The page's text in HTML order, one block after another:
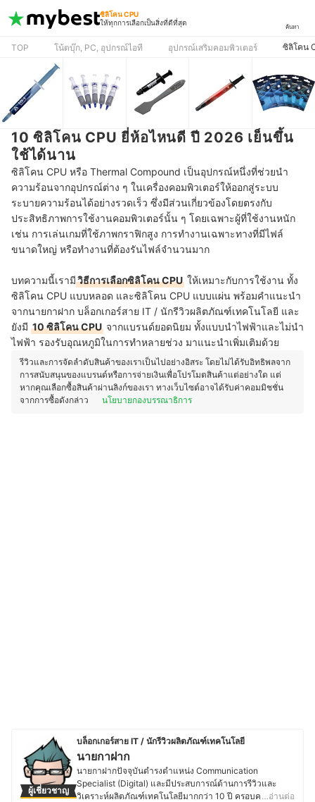
ซิลิโคน CPU
ให้ทุกการเลือกเป็นสิ่งที่ดีที่สุด
ค้นหา
TOP โน้ตบุ๊ก, PC, อุปกรณ์ไอที อุปกรณ์เสริมคอมพิวเตอร์ ซิลิโคน
10 ซิลิโคน CPU ยี่ห้อไหนดี ปี 2026 เย็นขึ้น
ใช้ได้นาน
ซิลิโคน CPU หรือ Thermal Compound เป็นอุปกรณ์หนึ่งที่ช่วยนำ
ความร้อนจากอุปกรณ์ต่าง ๆ ในเครื่องคอมพิวเตอร์ให้ออกสู่ระบบ
ระบายความร้อนได้อย่างรวดเร็ว ซึ่งมีส่วนเกี่ยวข้องโดยตรงกับ
ประสิทธิภาพการใช้งานคอมพิวเตอร์นั้น ๆ โดยเฉพาะผู้ที่ใช้งานหนัก
เช่น การเล่นเกมที่ใช้ภาพกราฟิกสูง การทำงานเฉพาะทางที่มีไฟล์
ขนาดใหญ่ หรือทำงานที่ต้องรันไฟล์จำนวนมาก
บทความนี้เรามีวิธีการเลือกซิลิโคน CPU ให้เหมาะกับการใช้งาน ทั้ง
ซิลิโคน CPU แบบหลอด และซิลิโคน CPU แบบแผ่น พร้อมคำแนะนำ
จากนายกาฝาก บล็อกเกอร์สาย IT / นักรีวิวผลิตภัณฑ์เทคโนโลยี และ
ยังมี 10 ซิลิโคน CPU จากแบรนด์ยอดนิยม ทั้งแบบนำไฟฟ้าและไม่นำ
ไฟฟ้า รองรับอุณหภูมิในการทำหลายช่วง มาแนะนำเพิ่มเติมด้วย
รีวิวและการจัดลำดับสินค้าของเราเป็นไปอย่างอิสระ โดยไม่ได้รับอิทธิพลจาก
การสนับสนุนของแบรนด์หรือการจ่ายเงินเพื่อโปรโมตสินค้าแต่อย่างใด แต่
หากคุณเลือกซื้อสินค้าผ่านลิงก์ของเรา ทางเว็บไซต์อาจได้รับค่าคอมมิชชั่น
จากการซื้อดังกล่าว
นโยบายกองบรรณาธิการ
ผู้เชี่ยวชาญ
บล็อกเกอร์สาย IT / นักรีวิวผลิตภัณฑ์เทคโนโลยี
นายกาฝาก
นายกาฝากปัจจุบันดำรงตำแหน่ง Communication
Specialist (Digital) และมีประสบการณ์ด้านการรีวิวและ
วิเคราะห์ผลิตภัณฑ์เทคโนโลยีมากกว่า 10 ปี ครอบคลุมตั้งแต่
…อ่านต่อ